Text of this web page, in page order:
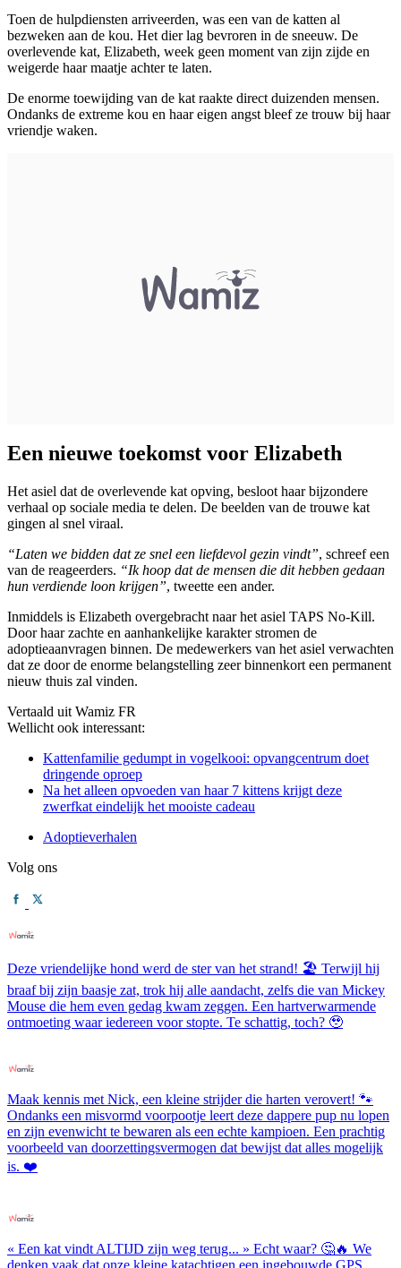
Toen de hulpdiensten arriveerden, was een van de katten al
bezweken aan de kou. Het dier lag bevroren in de sneeuw. De
overlevende kat, Elizabeth, week geen moment van zijn zijde en
weigerde haar maatje achter te laten.
De enorme toewijding van de kat raakte direct duizenden mensen.
Ondanks de extreme kou en haar eigen angst bleef ze trouw bij haar
vriendje waken.
Een nieuwe toekomst voor Elizabeth
Het asiel dat de overlevende kat opving, besloot haar bijzondere
verhaal op sociale media te delen. De beelden van de trouwe kat
gingen al snel viraal.
“Laten we bidden dat ze snel een liefdevol gezin vindt”, schreef een
van de reageerders. “Ik hoop dat de mensen die dit hebben gedaan
hun verdiende loon krijgen”, tweette een ander.
Inmiddels is Elizabeth overgebracht naar het asiel TAPS No-Kill.
Door haar zachte en aanhankelijke karakter stromen de
adoptieaanvragen binnen. De medewerkers van het asiel verwachten
dat ze door de enorme belangstelling zeer binnenkort een permanent
nieuw thuis zal vinden.
Vertaald uit Wamiz FR
Wellicht ook interessant:
Kattenfamilie gedumpt in vogelkooi: opvangcentrum doet
dringende oproep
Na het alleen opvoeden van haar 7 kittens krijgt deze
zwerfkat eindelijk het mooiste cadeau
Adoptieverhalen
Volg ons
Deze vriendelijke hond werd de ster van het strand! 🏖️ Terwijl hij
braaf bij zijn baasje zat, trok hij alle aandacht, zelfs die van Mickey
Mouse die hem even gedag kwam zeggen. Een hartverwarmende
ontmoeting waar iedereen voor stopte. Te schattig, toch? 🥹
Maak kennis met Nick, een kleine strijder die harten verovert! 🐾
Ondanks een misvormd voorpootje leert deze dappere pup nu lopen
en zijn evenwicht te bewaren als een echte kampioen. Een prachtig
voorbeeld van doorzettingsvermogen dat bewijst dat alles mogelijk
is. ❤️
« Een kat vindt ALTIJD zijn weg terug... » Echt waar? 🤔🔥 We